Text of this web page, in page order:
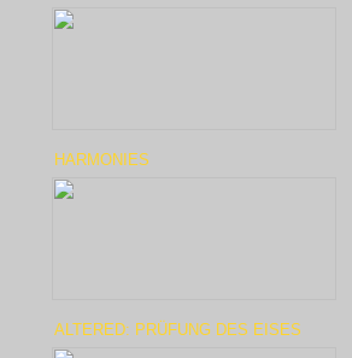
HARMONIES
ALTERED: PRÜFUNG DES EISES